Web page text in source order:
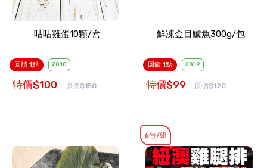
咕咕雞蛋10顆/盒
回饋 1點 2810
特價$100 原價$150
鮮凍金目鱸魚300g/包
回饋 1點 2819
特價$99 原價$120
6包/組